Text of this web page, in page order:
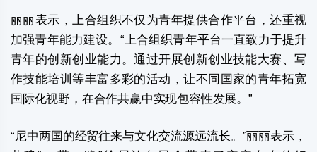
丽丽表示，上合组织不仅为青年提供合作平台，还重视
加强青年能力建设。“上合组织青年平台一直致力于提升
青年的创新创业能力。通过开展创新创业技能大赛、写
作技能培训等丰富多彩的活动，让不同国家的青年拓宽
国际化视野，在合作共赢中实现包容性发展。”
“尼中两国的经贸往来与文化交流源远流长。”丽丽表示，